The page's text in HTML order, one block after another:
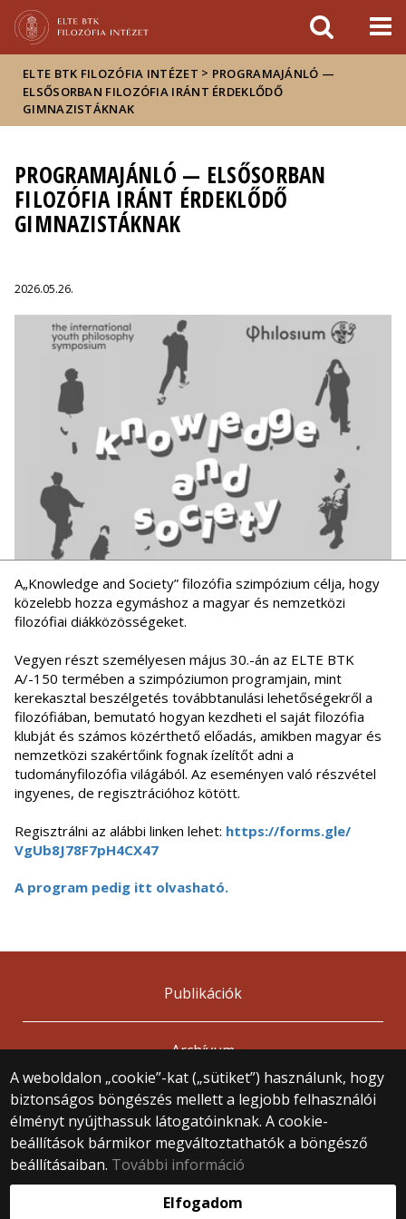
sajtóban
ELTE BTK FILOZÓFIA INTÉZET > PROGRAMAJÁNLÓ —
ELSŐSORBAN FILOZÓFIA IRÁNT ÉRDEKLŐDŐ
GIMNAZISTÁKNAK
PROGRAMAJÁNLÓ — ELSŐSORBAN
FILOZÓFIA IRÁNT ÉRDEKLŐDŐ
GIMNAZISTÁKNAK
2026.05.26.
A„Knowledge and Society” filozófia szimpózium célja, hogy
közelebb hozza egymáshoz a magyar és nemzetközi
filozófiai diákközösségeket.
Vegyen részt személyesen május 30.-án az ELTE BTK
A/-150 termében a szimpóziumon programjain, mint
kerekasztal beszélgetés továbbtanulási lehetőségekről a
filozófiában, bemutató hogyan kezdheti el saját filozófia
klubját és számos közérthető előadás, amikben magyar és
nemzetközi szakértőink fognak ízelítőt adni a
tudományfilozófia világából. Az eseményen való részvétel
ingyenes, de regisztrációhoz kötött.
Regisztrálni az alábbi linken lehet: https://forms.gle/
VgUb8J78F7pH4CX47
A program pedig itt olvasható.
A weboldalon „cookie”-kat („sütiket”) használunk, hogy
biztonságos böngészés mellett a legjobb felhasználói
élményt nyújthassuk látogatóinknak. A cookie-
beállítások bármikor megváltoztathatók a böngésző
beállításaiban. További információ
Elfogadom
Publikációk
Archívum
© 2025 Eötvös Loránd Tudományegyetem
Minden jog fenntartva.
1053 Budapest, Egyetem tér 1–3.
Központi telefonszám: +36 1 411 6500
Webfejlesztés: